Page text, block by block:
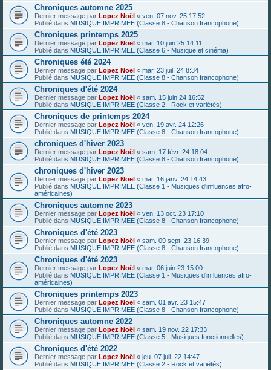
Chroniques automne 2025
Dernier message par Lopez Noël « ven. 07 nov. 25 17:52
Publié dans MUSIQUE IMPRIMEE (Classe 8 - Chanson francophone)
Chroniques printemps 2025
Dernier message par Lopez Noël « mar. 10 juin 25 14:11
Publié dans MUSIQUE IMPRIMEE (Classe 6 - Musique et cinéma)
Chroniques été 2024
Dernier message par Lopez Noël « mar. 23 juil. 24 8:34
Publié dans MUSIQUE IMPRIMEE (Classe 8 - Chanson francophone)
Chroniques d'été 2024
Dernier message par Lopez Noël « sam. 15 juin 24 16:52
Publié dans MUSIQUE IMPRIMEE (Classe 2 - Rock et variétés)
Chroniques de printemps 2024
Dernier message par Lopez Noël « ven. 19 avr. 24 12:26
Publié dans MUSIQUE IMPRIMEE (Classe 8 - Chanson francophone)
chroniques d'hiver 2023
Dernier message par Lopez Noël « sam. 17 févr. 24 18:04
Publié dans MUSIQUE IMPRIMEE (Classe 8 - Chanson francophone)
chroniques d'hiver 2023
Dernier message par Lopez Noël « mar. 16 janv. 24 14:43
Publié dans MUSIQUE IMPRIMEE (Classe 1 - Musiques d'influences afro-
américaines)
Chroniques automne 2023
Dernier message par Lopez Noël « ven. 13 oct. 23 17:10
Publié dans MUSIQUE IMPRIMEE (Classe 8 - Chanson francophone)
Chroniques d'été 2023
Dernier message par Lopez Noël « sam. 09 sept. 23 16:39
Publié dans MUSIQUE IMPRIMEE (Classe 8 - Chanson francophone)
Chroniques d'été 2023
Dernier message par Lopez Noël « mar. 06 juin 23 15:00
Publié dans MUSIQUE IMPRIMEE (Classe 1 - Musiques d'influences afro-
américaines)
Chroniques printemps 2023
Dernier message par Lopez Noël « sam. 01 avr. 23 15:47
Publié dans MUSIQUE IMPRIMEE (Classe 8 - Chanson francophone)
Chroniques automne 2022
Dernier message par Lopez Noël « sam. 19 nov. 22 17:33
Publié dans MUSIQUE IMPRIMEE (Classe 5 - Musiques fonctionnelles)
Chroniques d'été 2022
Dernier message par Lopez Noël « jeu. 07 juil. 22 14:47
Publié dans MUSIQUE IMPRIMEE (Classe 2 - Rock et variétés)